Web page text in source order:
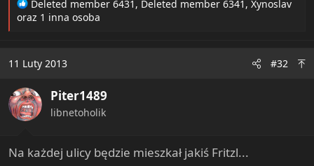
R
e
i
n
s
:
Deleted member 6431 , Deleted member 6341 , Xynoslav
oraz 1 inna osoba
11 Luty 2013 #32
Piter1489
libnetoholik
Na każdej ulicy będzie mieszkał jakiś Fritzl...